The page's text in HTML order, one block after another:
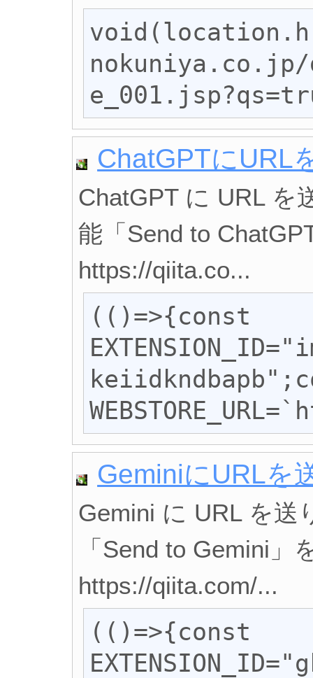
nokuniya.co.jp/
ChatGPTにURL
ChatGPT に URL を
能「Send to
https://qiita.co...
(()=>{const
GeminiにURLを
Gemini に URL を送
「Send to Gemini
https://qiita.com/...
(()=>{const